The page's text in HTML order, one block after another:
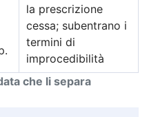
che li separa
la prescrizione
cessa; subentrano i
termini di
improcedibilità